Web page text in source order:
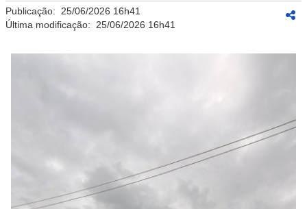
Publicação: 25/06/2026 16h41
Última modificação: 25/06/2026 16h41